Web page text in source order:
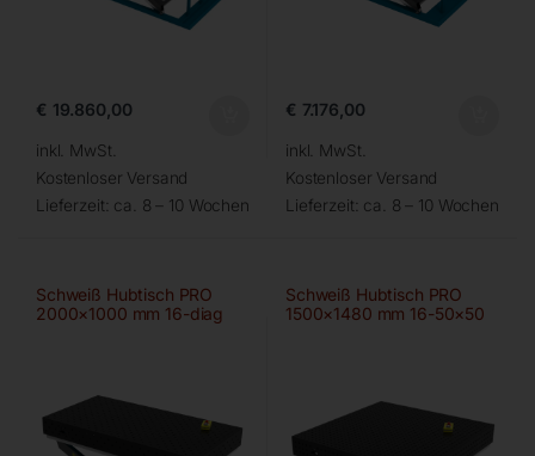
€ 19.860,00
inkl. MwSt.
Kostenloser Versand
Lieferzeit: ca. 8 – 10 Wochen
€ 7.176,00
inkl. MwSt.
Kostenloser Versand
Lieferzeit: ca. 8 – 10 Wochen
Schweiß Hubtisch PRO
2000×1000 mm 16-diag
Schweiß Hubtisch PRO
1500×1480 mm 16-50×50